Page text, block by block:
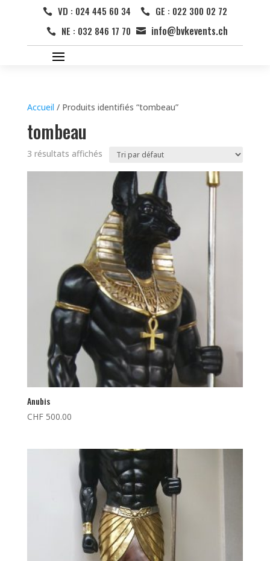
 VD : 024 445 60 34  GE : 022 300 02 72
 NE : 032 846 17 70  info@bvkevents.ch
Accueil / Produits identifiés “tombeau”
tombeau
3 résultats affichés
Anubis
CHF500.00